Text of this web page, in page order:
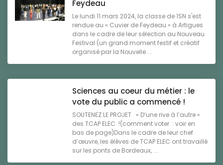
Feydeau
Le lundi 11 mars 2024, la classe de 1SN s'est
rendue au « Cuvier de Feydeau » à Artigues
dans le cadre de leur sélection au Nouveau
Festival (un grand moment festif et créatif
organisé par la Nouvelle ...
Sciences au coeur du métier : le
vote du public a commencé !
SOUTENEZ LE PROJET « D’une rive à l’autre »
des TCAP ELEC !(comment voter : voir en
bas de page)Dans le cadre de leur chef
d’œuvre, les élèves de TCAP ELEC ont travaillé
sur les ponts de Bordeaux, ...